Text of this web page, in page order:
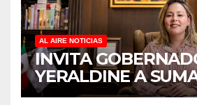
AL AIRE NOTICIAS
INVITA
YERALDINE A
JORNADA